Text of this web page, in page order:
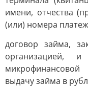
имени, отчества
(или) номера
договор займа,
организацией,
микрофинансовой
выдачу займа в